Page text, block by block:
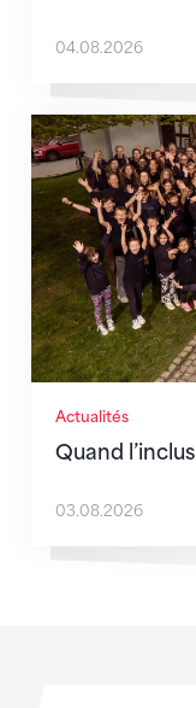
04.08.2026
Actualités
Quand
Quand
03.08.2026